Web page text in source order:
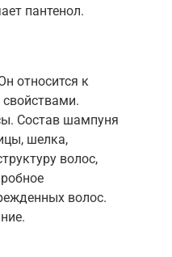
пантенол.
относится к
Состав шампуня
шелка,
волос,
волос.